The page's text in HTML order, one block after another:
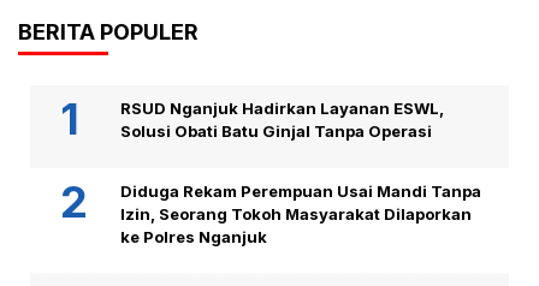
BERITA POPULER
RSUD Nganjuk Hadirkan Layanan ESWL,
Solusi Obati Batu Ginjal Tanpa Operasi
Diduga Rekam Perempuan Usai Mandi Tanpa
Izin, Seorang Tokoh Masyarakat Dilaporkan
ke Polres Nganjuk